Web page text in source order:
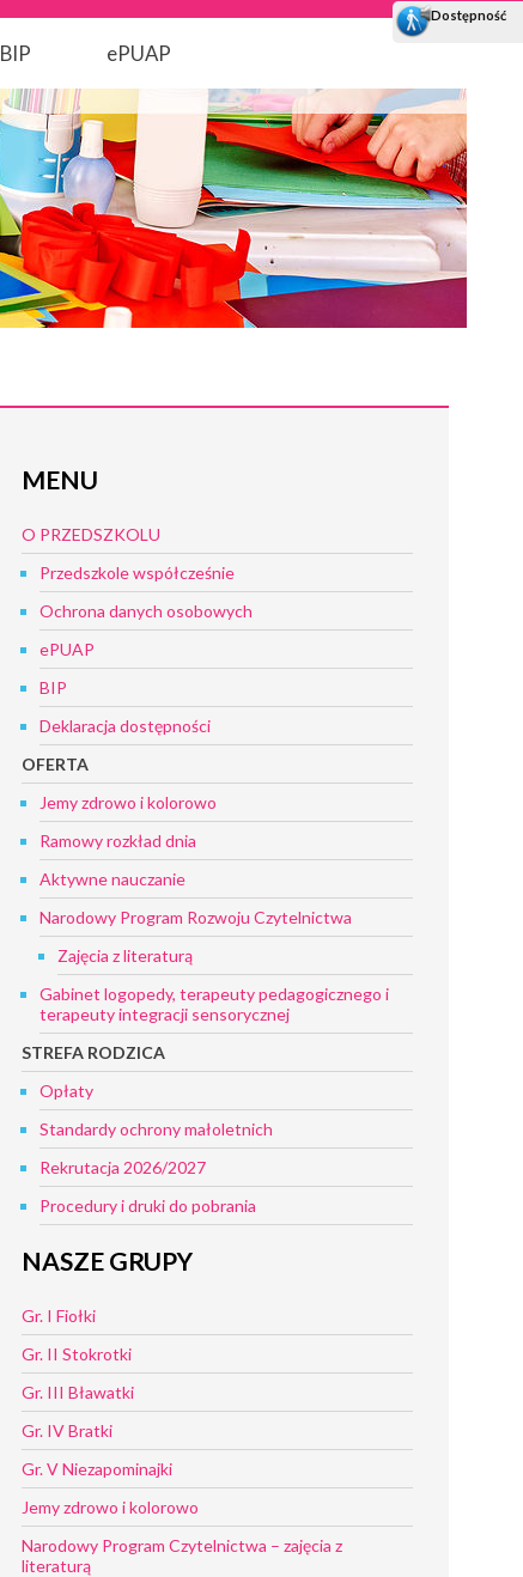
BIP ePUAP
MENU
O PRZEDSZKOLU
Przedszkole współcześnie
Ochrona danych osobowych
ePUAP
BIP
Deklaracja dostępności
OFERTA
Jemy zdrowo i kolorowo
Ramowy rozkład dnia
Aktywne nauczanie
Narodowy Program Rozwoju Czytelnictwa
Zajęcia z literaturą
Gabinet logopedy, terapeuty pedagogicznego i
terapeuty integracji sensorycznej
STREFA RODZICA
Opłaty
Standardy ochrony małoletnich
Rekrutacja 2026/2027
Procedury i druki do pobrania
NASZE GRUPY
Gr. I Fiołki
Gr. II Stokrotki
Gr. III Bławatki
Gr. IV Bratki
Gr. V Niezapominajki
Jemy zdrowo i kolorowo
Narodowy Program Czytelnictwa – zajęcia z
literaturą